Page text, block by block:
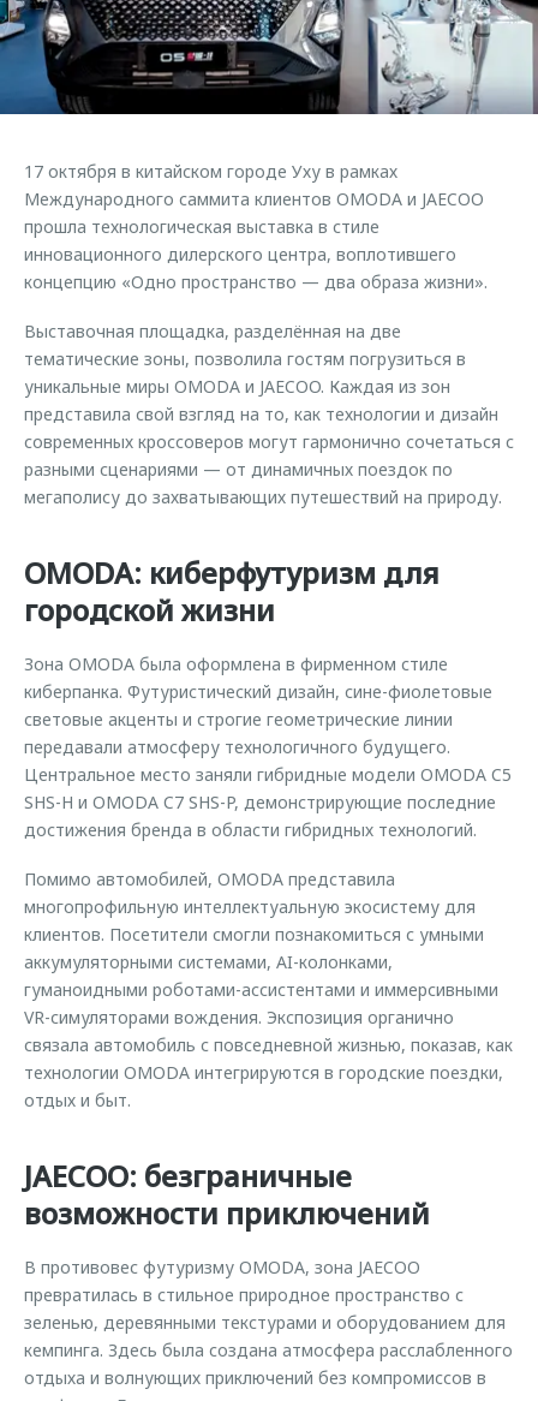
Страхование
Кредитный калькулятор
Аксессуары
Оригинальные аксессуары
Запчасти
Трейд-ин
Руководства по эксплуатации
Клиентская поддержка
O&J Автоклуб
Приложение O&J
Аксессуары
Одежда и сувениры
Запчасти
Обратная связь
17 октября в китайском городе Уху в рамках
Международного саммита клиентов OMODA и JAECOO
прошла технологическая выставка в стиле
инновационного дилерского центра, воплотившего
концепцию «Одно пространство — два образа жизни».
Выставочная площадка, разделённая на две
тематические зоны, позволила гостям погрузиться в
уникальные миры OMODA и JAECOO. Каждая из зон
представила свой взгляд на то, как технологии и дизайн
современных кроссоверов могут гармонично сочетаться с
разными сценариями — от динамичных поездок по
мегаполису до захватывающих путешествий на природу.
OMODA: киберфутуризм для
городской жизни
Зона OMODA была оформлена в фирменном стиле
киберпанка. Футуристический дизайн, сине-фиолетовые
световые акценты и строгие геометрические линии
передавали атмосферу технологичного будущего.
Центральное место заняли гибридные модели OMODA C5
SHS-H и OMODA C7 SHS-P, демонстрирующие последние
достижения бренда в области гибридных технологий.
Помимо автомобилей, OMODA представила
многопрофильную интеллектуальную экосистему для
клиентов. Посетители смогли познакомиться с умными
аккумуляторными системами, AI-колонками,
гуманоидными роботами-ассистентами и иммерсивными
VR-симуляторами вождения. Экспозиция органично
связала автомобиль с повседневной жизнью, показав, как
технологии OMODA интегрируются в городские поездки,
отдых и быт.
JAECOO: безграничные
возможности приключений
В противовес футуризму OMODA, зона JAECOO
превратилась в стильное природное пространство с
зеленью, деревянными текстурами и оборудованием для
кемпинга. Здесь была создана атмосфера расслабленного
отдыха и волнующих приключений без компромиссов в